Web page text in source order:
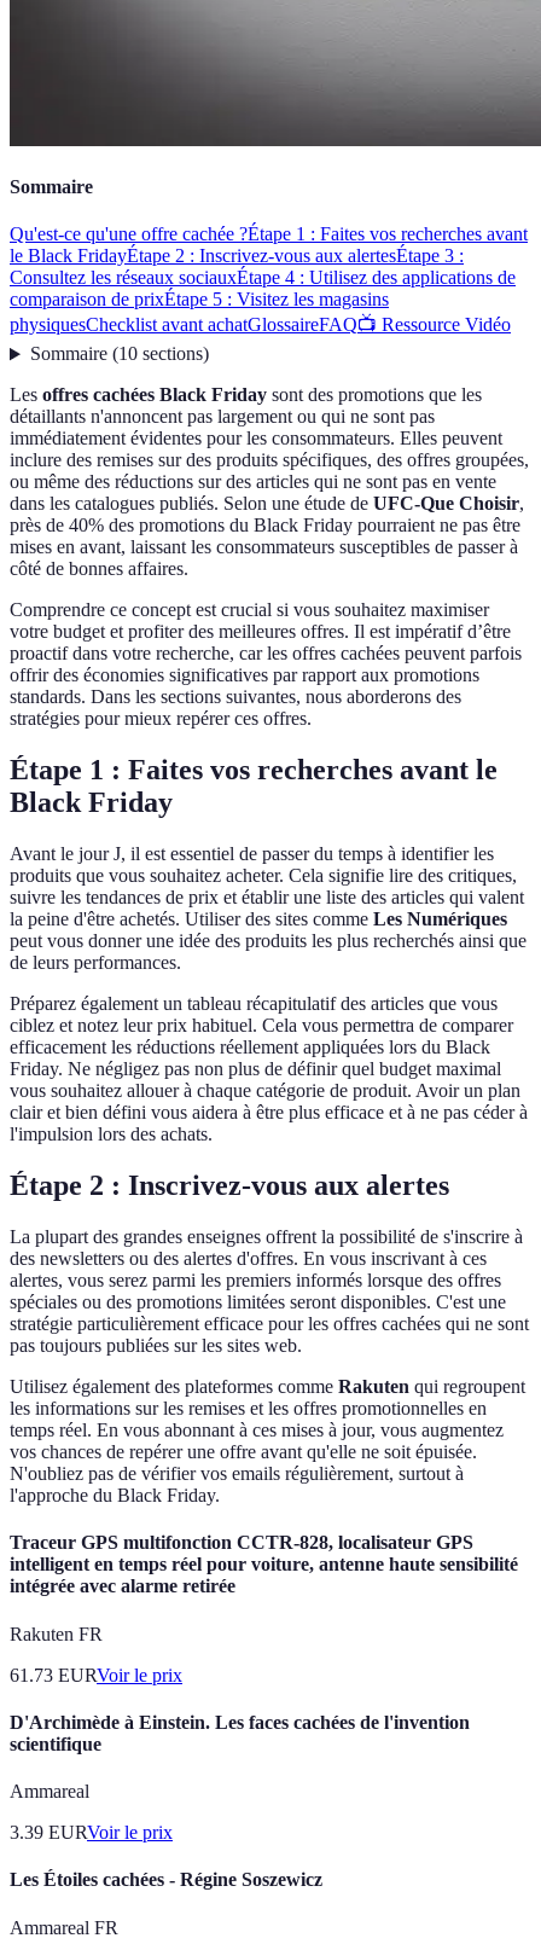
Sommaire
Qu'est-ce qu'une offre cachée ?Étape 1 : Faites vos recherches avant
le Black FridayÉtape 2 : Inscrivez-vous aux alertesÉtape 3 :
Consultez les réseaux sociauxÉtape 4 : Utilisez des applications de
comparaison de prixÉtape 5 : Visitez les magasins
physiquesChecklist avant achatGlossaireFAQ📺 Ressource Vidéo
Sommaire(10 sections)
Les offres cachées Black Friday sont des promotions que les
détaillants n'annoncent pas largement ou qui ne sont pas
immédiatement évidentes pour les consommateurs. Elles peuvent
inclure des remises sur des produits spécifiques, des offres groupées,
ou même des réductions sur des articles qui ne sont pas en vente
dans les catalogues publiés. Selon une étude de UFC-Que Choisir,
près de 40% des promotions du Black Friday pourraient ne pas être
mises en avant, laissant les consommateurs susceptibles de passer à
côté de bonnes affaires.
Comprendre ce concept est crucial si vous souhaitez maximiser
votre budget et profiter des meilleures offres. Il est impératif d’être
proactif dans votre recherche, car les offres cachées peuvent parfois
offrir des économies significatives par rapport aux promotions
standards. Dans les sections suivantes, nous aborderons des
stratégies pour mieux repérer ces offres.
Étape 1 : Faites vos recherches avant le
Black Friday
Avant le jour J, il est essentiel de passer du temps à identifier les
produits que vous souhaitez acheter. Cela signifie lire des critiques,
suivre les tendances de prix et établir une liste des articles qui valent
la peine d'être achetés. Utiliser des sites comme Les Numériques
peut vous donner une idée des produits les plus recherchés ainsi que
de leurs performances.
Préparez également un tableau récapitulatif des articles que vous
ciblez et notez leur prix habituel. Cela vous permettra de comparer
efficacement les réductions réellement appliquées lors du Black
Friday. Ne négligez pas non plus de définir quel budget maximal
vous souhaitez allouer à chaque catégorie de produit. Avoir un plan
clair et bien défini vous aidera à être plus efficace et à ne pas céder à
l'impulsion lors des achats.
Étape 2 : Inscrivez-vous aux alertes
La plupart des grandes enseignes offrent la possibilité de s'inscrire à
des newsletters ou des alertes d'offres. En vous inscrivant à ces
alertes, vous serez parmi les premiers informés lorsque des offres
spéciales ou des promotions limitées seront disponibles. C'est une
stratégie particulièrement efficace pour les offres cachées qui ne sont
pas toujours publiées sur les sites web.
Utilisez également des plateformes comme Rakuten qui regroupent
les informations sur les remises et les offres promotionnelles en
temps réel. En vous abonnant à ces mises à jour, vous augmentez
vos chances de repérer une offre avant qu'elle ne soit épuisée.
N'oubliez pas de vérifier vos emails régulièrement, surtout à
l'approche du Black Friday.
Traceur GPS multifonction CCTR-828, localisateur GPS
intelligent en temps réel pour voiture, antenne haute sensibilité
intégrée avec alarme retirée
Rakuten FR
61.73 EURVoir le prix
D'Archimède à Einstein. Les faces cachées de l'invention
scientifique
Ammareal
3.39 EURVoir le prix
Les Étoiles cachées - Régine Soszewicz
Ammareal FR